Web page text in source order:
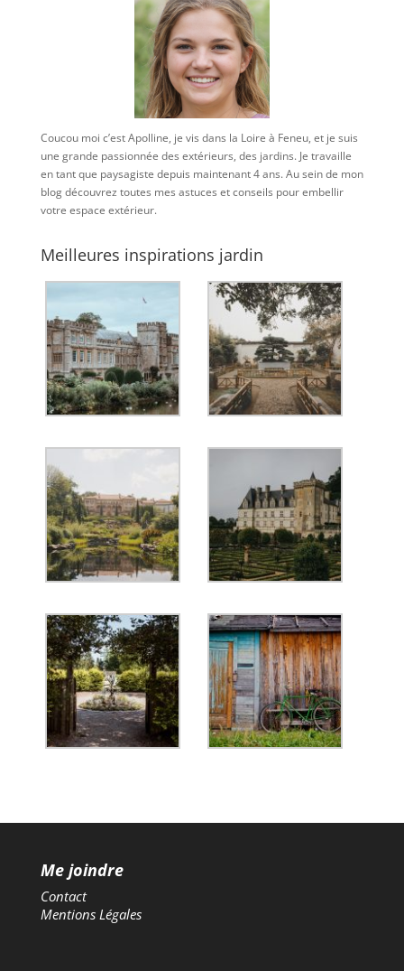
Coucou moi c’est Apolline, je vis dans la Loire à Feneu, et je suis
une grande passionnée des extérieurs, des jardins. Je travaille
en tant que paysagiste depuis maintenant 4 ans. Au sein de mon
blog découvrez toutes mes astuces et conseils pour embellir
votre espace extérieur.
Meilleures inspirations jardin
Me joindre
Contact
Mentions Légales